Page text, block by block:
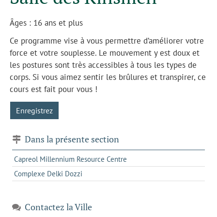
Âges : 16 ans et plus
Ce programme vise à vous permettre d’améliorer votre
force et votre souplesse. Le mouvement y est doux et
les postures sont très accessibles à tous les types de
corps. Si vous aimez sentir les brûlures et transpirer, ce
cours est fait pour vous !
Enregistrez
Dans la présente section
Capreol Millennium Resource Centre
Complexe Delki Dozzi
Contactez la Ville